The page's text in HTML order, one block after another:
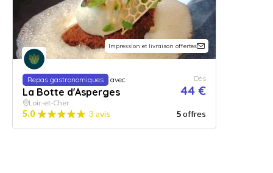
Impression et livraison offertes
Repas gastronomiques avec
La Botte d'Asperges
Dès
44 €
Loir-et-Cher
5.0 3 avis 5offres